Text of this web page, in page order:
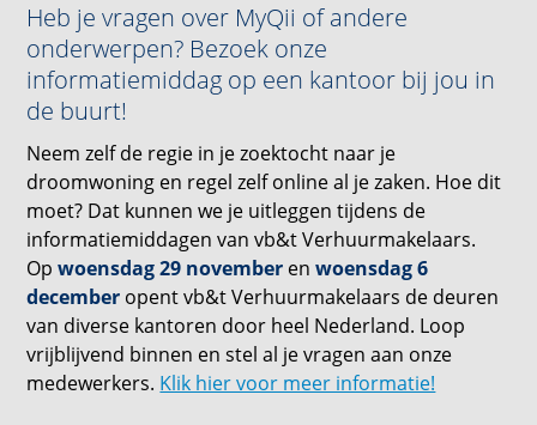
Heb je vragen over MyQii of andere
onderwerpen? Bezoek onze
informatiemiddag op een kantoor bij jou in
de buurt!
Neem zelf de regie in je zoektocht naar je
droomwoning en regel zelf online al je zaken. Hoe dit
moet? Dat kunnen we je uitleggen tijdens de
informatiemiddagen van vb&t Verhuurmakelaars.
Opwoensdag 29 november enwoensdag 6
december opent vb&t Verhuurmakelaars de deuren
van diverse kantoren door heel Nederland. Loop
vrijblijvend binnen en stel al je vragen aan onze
medewerkers. Klik hier voor meer informatie!